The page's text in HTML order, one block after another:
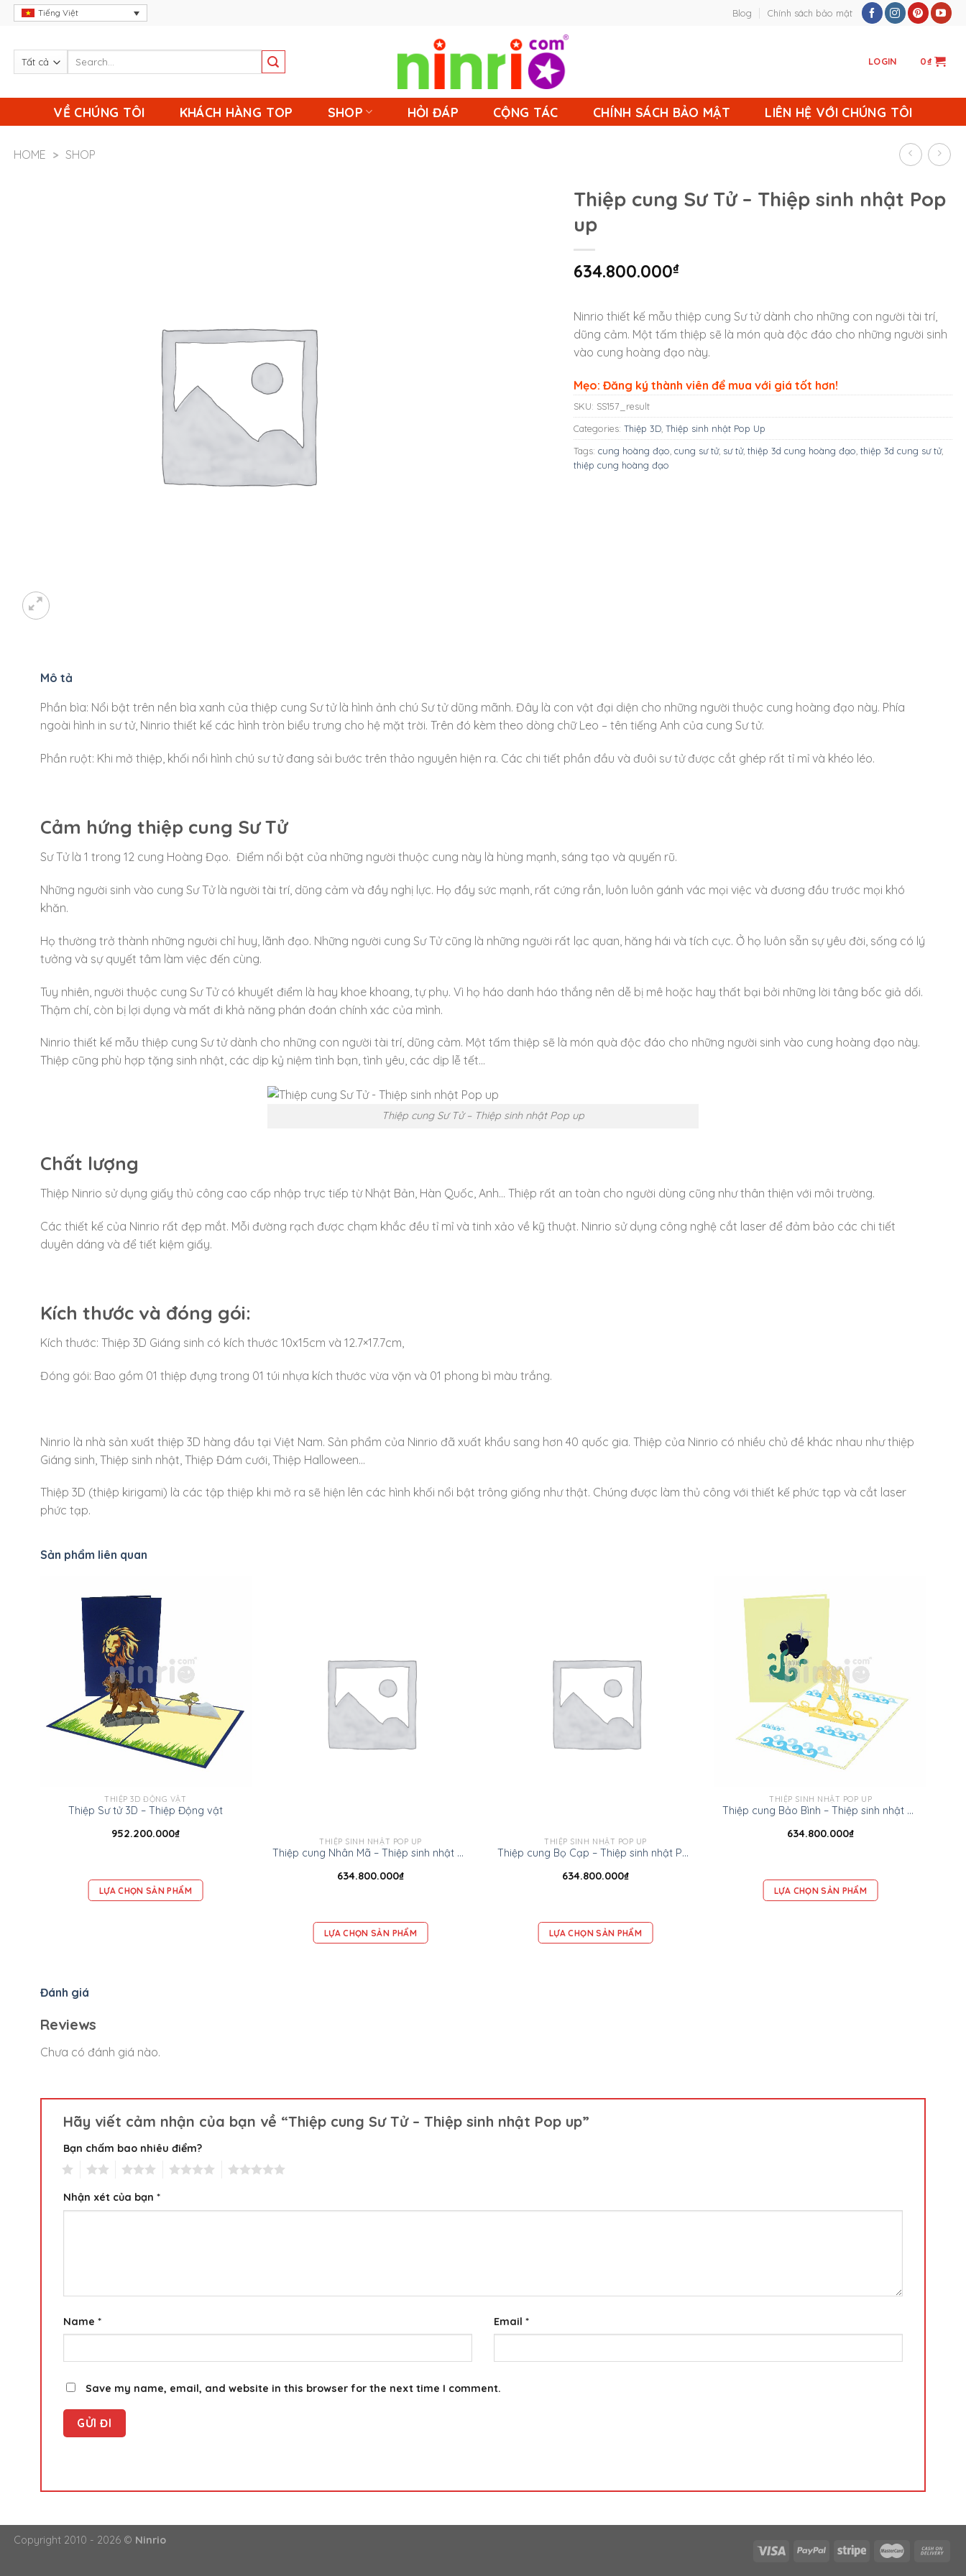
Skip
Tiếng Việt Blog Chính sách bảo mật
LOGIN 0₫
VỀ CHÚNG TÔI KHÁCH HÀNG TOP SHOP HỎI ĐÁP CỘNG TÁC CHÍNH SÁCH BẢO MẬT LIÊN HỆ VỚI CHÚNG TÔI
HOME > SHOP
Thiệp cung Sư Tử – Thiệp sinh nhật Pop
up
634.800.000₫
Ninrio thiết kế mẫu thiệp cung Sư tử dành cho những con người tài trí,
dũng cảm. Một tấm thiệp sẽ là món quà độc đáo cho những người sinh
vào cung hoàng đạo này.
Mẹo: Đăng ký thành viên để mua với giá tốt hơn!
SKU: SS157_result
Categories:Thiệp 3D ,Thiệp sinh nhật Pop Up
Tags:cung hoàng đạo ,cung sư tử, sư tử,thiệp 3d cung hoàng đạo ,thiệp 3d cung sư tử,
thiệp cung hoàng đạo
Mô tả
Phần bìa: Nổi bật trên nền bìa xanh của thiệp cung Sư tử là hình ảnh chú Sư tử dũng mãnh. Đây là con vật đại diện cho những người thuộc cung hoàng đạo này. Phía
ngoài hình in sư tử, Ninrio thiết kế các hình tròn biểu trưng cho hệ mặt trời. Trên đó kèm theo dòng chữ Leo – tên tiếng Anh của cung Sư tử.
Phần ruột: Khi mở thiệp, khối nổi hình chú sư tử đang sải bước trên thảo nguyên hiện ra. Các chi tiết phần đầu và đuôi sư tử được cắt ghép rất tỉ mỉ và khéo léo.
Cảm hứng thiệp cung Sư Tử
Sư Tử là 1 trong 12 cung Hoàng Đạo. Điểm nổi bật của những người thuộc cung này là hùng mạnh, sáng tạo và quyến rũ.
Những người sinh vào cung Sư Tử là người tài trí, dũng cảm và đầy nghị lực. Họ đầy sức mạnh, rất cứng rắn, luôn luôn gánh vác mọi việc và đương đầu trước mọi khó
khăn.
Họ thường trở thành những người chỉ huy, lãnh đạo. Những người cung Sư Tử cũng là những người rất lạc quan, hăng hái và tích cực. Ở họ luôn sẵn sự yêu đời, sống có lý
tưởng và sự quyết tâm làm việc đến cùng.
Tuy nhiên, người thuộc cung Sư Tử có khuyết điểm là hay khoe khoang, tự phụ. Vì họ háo danh háo thắng nên dễ bị mê hoặc hay thất bại bởi những lời tâng bốc giả dối.
Thậm chí, còn bị lợi dụng và mất đi khả năng phán đoán chính xác của mình.
Ninrio thiết kế mẫu thiệp cung Sư tử dành cho những con người tài trí, dũng cảm. Một tấm thiệp sẽ là món quà độc đáo cho những người sinh vào cung hoàng đạo này.
Thiệp cũng phù hợp tặng sinh nhật, các dịp kỷ niệm tình bạn, tình yêu, các dịp lễ tết…
Thiệp cung Sư Tử – Thiệp sinh nhật Pop up
Chất lượng
Thiệp Ninrio sử dụng giấy thủ công cao cấp nhập trực tiếp từ Nhật Bản, Hàn Quốc, Anh… Thiệp rất an toàn cho người dùng cũng như thân thiện với môi trường.
Các thiết kế của Ninrio rất đẹp mắt. Mỗi đường rạch được chạm khắc đều tỉ mỉ và tinh xảo về kỹ thuật. Ninrio sử dụng công nghệ cắt laser để đảm bảo các chi tiết
duyên dáng và để tiết kiệm giấy.
Kích thước và đóng gói:
Kích thước: Thiệp 3D Giáng sinh có kích thước 10x15cm và 12.7×17.7cm,
Đóng gói: Bao gồm 01 thiệp đựng trong 01 túi nhựa kích thước vừa vặn và 01 phong bì màu trắng.
Ninrio là nhà sản xuất thiệp 3D hàng đầu tại Việt Nam. Sản phẩm của Ninrio đã xuất khẩu sang hơn 40 quốc gia. Thiệp của Ninrio có nhiều chủ đề khác nhau như thiệp
Giáng sinh, Thiệp sinh nhật, Thiệp Đám cưới, Thiệp Halloween…
Thiệp 3D (thiệp kirigami) là các tập thiệp khi mở ra sẽ hiện lên các hình khối nổi bật trông giống như thật. Chúng được làm thủ công với thiết kế phức tạp và cắt laser
phức tạp.
Sản phẩm liên quan
THIỆP 3D ĐỘNG VẬT
Thiệp Sư tử 3D – Thiệp Động vật
952.200.000₫
LỰA CHỌN SẢN PHẨM
THIỆP SINH NHẬT POP UP
Thiệp cung Nhân Mã – Thiệp sinh nhật Pop up
634.800.000₫
LỰA CHỌN SẢN PHẨM
THIỆP SINH NHẬT POP UP
Thiệp cung Bọ Cạp – Thiệp sinh nhật Pop up
634.800.000₫
LỰA CHỌN SẢN PHẨM
THIỆP SINH NHẬT POP UP
Thiệp cung Bảo Bình – Thiệp sinh nhật Pop up
634.800.000₫
LỰA CHỌN SẢN PHẨM
Đánh giá
Reviews
Chưa có đánh giá nào.
Hãy viết cảm nhận của bạn về “Thiệp cung Sư Tử – Thiệp sinh nhật Pop up”
Bạn chấm bao nhiêu điểm?
Nhận xét của bạn *
Name * Email *
Save my name, email, and website in this browser for the next time I comment.
Copyright 2010 - 2026 © Ninrio